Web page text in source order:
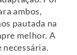
ambos,
pautada na
melhor. A
necessária.